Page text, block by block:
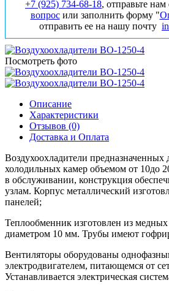
+7 (925) 734‑68‑18, отправьте
вопросили заполнить форму "
отправить ее на нашу почту
Посмотреть фото
Описание
Характеристики
Отзывов (0)
Доставка и Оплата
Воздухоохладители
холодильных камер объемом от 10до
в обслуживании, конструкция
узлам. Корпус металлический
панелей;
Теплообменник изготовлен из
диаметром 10 мм. Трубы имеют
Вентиляторы оборудованы
электродвигателем, питающемся от
Устанавливается электрическая